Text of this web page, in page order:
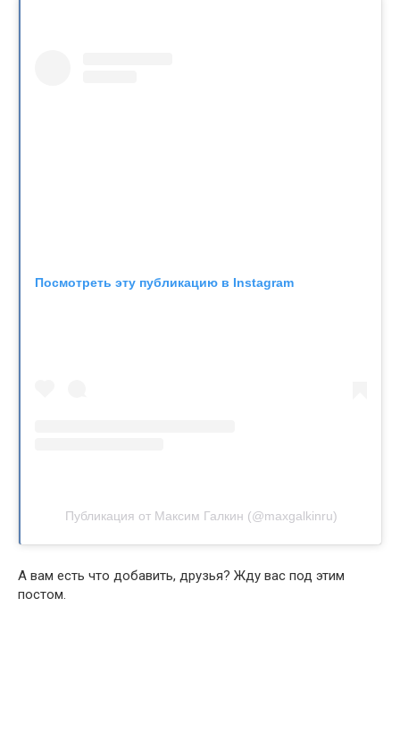
Посмотреть эту публикацию в Instagram
Публикация от Максим Галкин (@maxgalkinru)
А вам есть что добавить, друзья? Жду вас под этим
постом.